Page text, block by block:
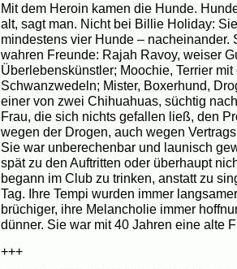
Mit dem Heroin kamen die Hunde.
alt, sagt man. Nicht bei Billie Holiday:
mindestens vier Hunde – nacheinander.
wahren Freunde: Rajah Ravoy, weiser
Überlebenskünstler; Moochie, Terrier
Schwanzwedeln; Mister, Boxerhund,
einer von zwei Chihuahuas, süchtig
Frau, die sich nichts gefallen ließ, den
wegen der Drogen, auch wegen
Sie war unberechenbar und launisch
spät zu den Auftritten oder überhaupt
begann im Club zu trinken, anstatt zu
Tag. Ihre Tempi wurden immer
brüchiger, ihre Melancholie immer
dünner. Sie war mit 40 Jahren eine alte
+++